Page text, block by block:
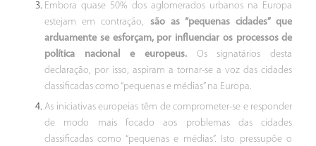
Embora quase 50% dos aglomerados urbanos na Europa
estejam em contração, são as “pequenas cidades” que
arduamente se esforçam, por influenciar os processos de
política nacional e europeus.Os signatários desta
declaração, por isso, aspiram a tornar-se a voz das cidades
classificadas como “pequenas e médias” na Europa.
As iniciativas europeias têm de comprometer-se e responder
de modo mais focado aos problemas das cidades
classificadas como “pequenas e médias”. Isto pressupõe o